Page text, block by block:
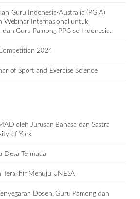
Guru Indonesia-Australia (PGIA)
Webinar Internasional untuk
dan Guru Pamong PPG se Indonesia.
2024
of Sport and Exercise Science
oleh Jurusan Bahasa dan Sastra
of York
Desa Termuda
Terakhir Menuju UNESA
Dosen, Guru Pamong dan